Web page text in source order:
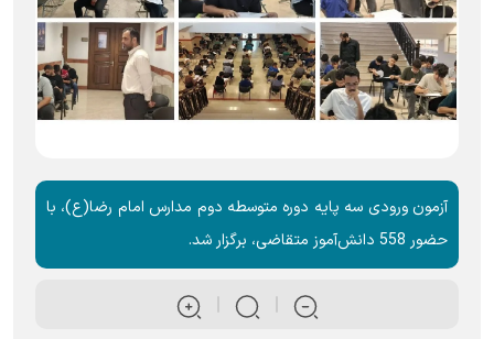
آزمون‌ ورودی سه پایه دوره متوسطه دوم مدارس امام رضا(ع)، با
حضور 558 دانش‌آموز متقاضی، برگزار شد.